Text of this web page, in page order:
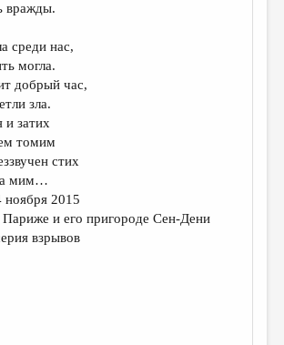
вражды.
среди нас,
могла.
добрый час,
зла.
и затих
томим
стих
мим…
2015
и его пригороде Сен-Дени
взрывов